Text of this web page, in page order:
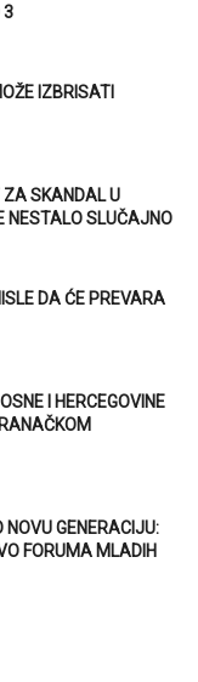
3
IZBRISATI
SKANDAL U
NESTALO SLUČAJNO
DA ĆE PREVARA
I HERCEGOVINE
GENERACIJU:
FORUMA MLADIH